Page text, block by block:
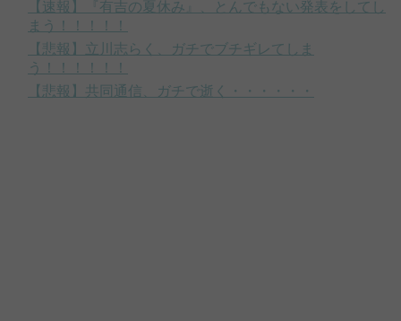
【速報】『有吉の夏休み』、とんでもない発表をしてし
まう！！！！！
【悲報】立川志らく、ガチでブチギレてしま
う！！！！！！
【悲報】共同通信、ガチで逝く・・・・・・